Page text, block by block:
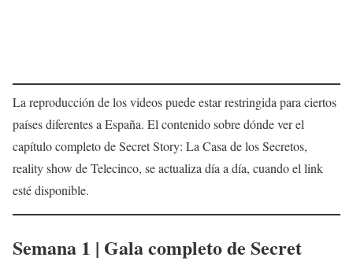
La reproducción de los videos puede estar restringida para ciertos
países diferentes a España. El contenido sobre dónde ver el
capítulo completo de Secret Story: La Casa de los Secretos,
reality show de Telecinco, se actualiza día a día, cuando el link
esté disponible.
Semana 1 | Gala completo de Secret